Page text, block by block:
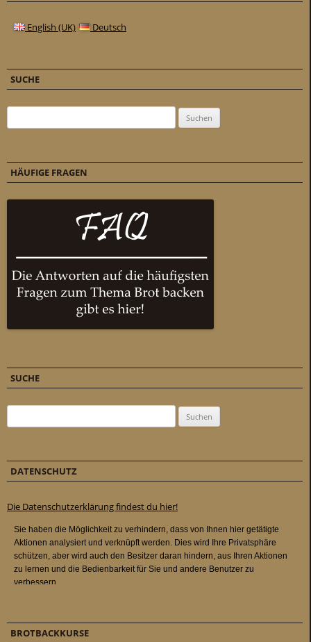
English (UK) Deutsch
SUCHE
HÄUFIGE FRAGEN
SUCHE
DATENSCHUTZ
Die Datenschutzerklärung findest du hier!
BROTBACKKURSE